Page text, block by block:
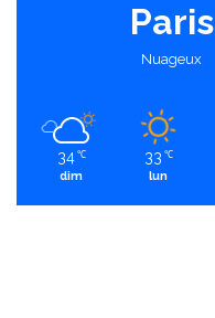
Paris
Nuageux
34 ℃
dim
33 ℃
lun